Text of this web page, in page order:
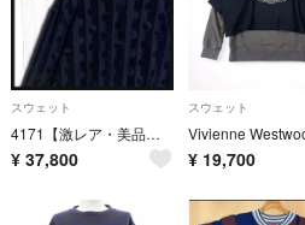
スウェット
4171【激レア・美品】ヴィヴィアンウエストウッド ベロアストライプ スウェット
¥ 37,800
スウェット
¥ 19,700